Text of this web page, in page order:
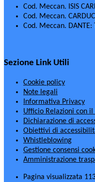
Cod. Meccan. ISIS
Cod. Meccan.
Cod. Meccan. DANTE:
Sezione Link Utili
Cookie policy
Note legali
Informativa Privacy
Ufficio Relazioni con il
Dichiarazione di
Obiettivi di
Whistleblowing
Gestione consensi
Amministrazione
Pagina visualizzata